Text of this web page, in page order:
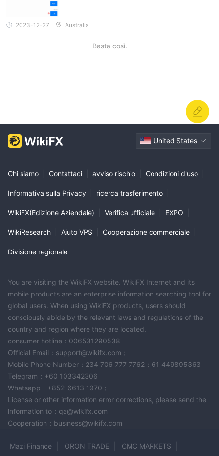
2023-12-27 Australia
Basta così.
United States
Chi siamo Contattaci avviso rischio Condizioni d'uso
Informativa sulla Privacy ricerca trasferimento
WikiFX(Edizione Aziendale) Verifica ufficiale EXPO
WikiResearch Aiuto VPS Cooperazione commerciale
Divisione regionale
You are visiting the WikiFX website. WikiFX Internet and its
mobile products are an enterprise information searching tool for
global users. When using WikiFX products, users should
consciously abide by the relevant laws and regulations of the
country and region where they are located.
consumer hotline：006531290538
Official Email：support@wikifx.com；
Mobile Phone Number：234 706 777 7762；61 449895363
Telegram：+60 103342306
Whatsapp：+852-6613 1970；
License or other information error corrections, please send the
information to：qa@wikifx.com
Cooperation：business@wikifx.com
Mazi Finance ORON TRADE CMC MARKETS